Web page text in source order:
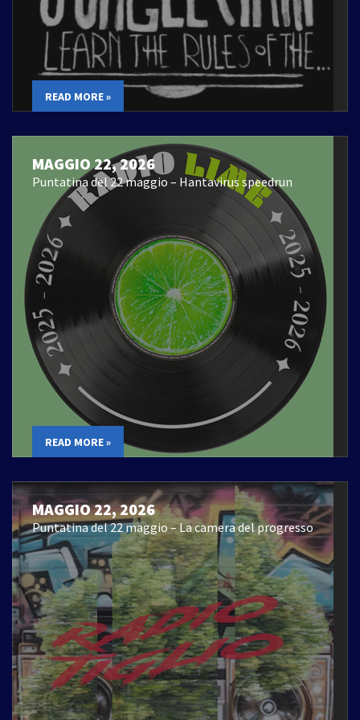
READ MORE »
MAGGIO 22, 2026
Puntatina del 22 maggio – Hantavirus speedrun
READ MORE »
MAGGIO 22, 2026
Puntatina del 22 maggio – La camera del progresso